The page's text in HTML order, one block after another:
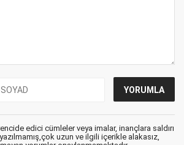
edici cümleler veya imalar, inançlara saldırı
uzun ve ilgili içerikle alakasız,